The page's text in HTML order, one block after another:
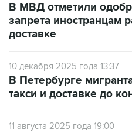
В МВД отметили
запрета иностранцам
доставке
10 декабря 2025 года 13:37
В Петербурге
такси и доставке до
11 августа 2025 года 19:00